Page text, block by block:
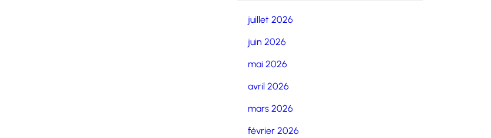
juillet 2026
juin 2026
mai 2026
avril 2026
mars 2026
février 2026